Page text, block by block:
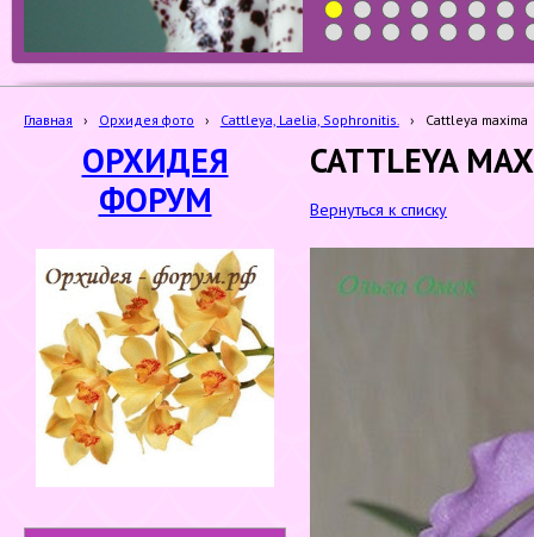
1 2 3 4 5 6 7
8
19 20 21 22 23 24 25
Главная › Орхидея фото › Cattleya, Laelia, Sophronitis. › Cattleya maxima
ОРХИДЕЯ
ФОРУМ
CATTLEYA
Вернуться к списку